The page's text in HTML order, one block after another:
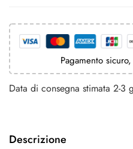
Pagamento
Data di consegna stimata 2-3